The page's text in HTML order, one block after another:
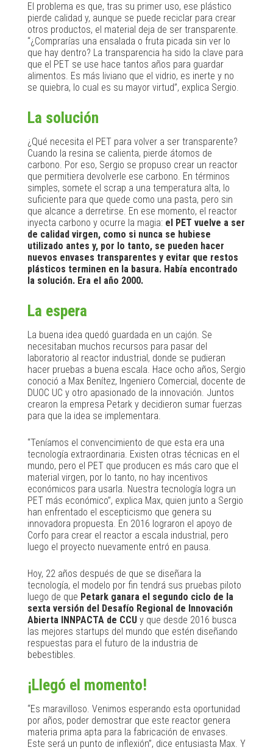
El problema es que, tras su primer uso, ese plástico
pierde calidad y, aunque se puede reciclar para crear
otros productos, el material deja de ser transparente.
“¿Comprarías una ensalada o fruta picada sin ver lo
que hay dentro? La transparencia ha sido la clave para
que el PET se use hace tantos años para guardar
alimentos. Es más liviano que el vidrio, es inerte y no
se quiebra, lo cual es su mayor virtud”, explica Sergio.
La solución
¿Qué necesita el PET para volver a ser transparente?
Cuando la resina se calienta, pierde átomos de
carbono. Por eso, Sergio se propuso crear un reactor
que permitiera devolverle ese carbono. En términos
simples, somete el scrap a una temperatura alta, lo
suficiente para que quede como una pasta, pero sin
que alcance a derretirse. En ese momento, el reactor
inyecta carbono y ocurre la magia: el PET vuelve a ser
de calidad virgen, como si nunca se hubiese
utilizado antes y, por lo tanto, se pueden hacer
nuevos envases transparentes y evitar que restos
plásticos terminen en la basura. Había encontrado
la solución. Era el año 2000.
La espera
La buena idea quedó guardada en un cajón. Se
necesitaban muchos recursos para pasar del
laboratorio al reactor industrial, donde se pudieran
hacer pruebas a buena escala. Hace ocho años, Sergio
conoció a Max Benítez, Ingeniero Comercial, docente de
DUOC UC y otro apasionado de la innovación. Juntos
crearon la empresa Petark y decidieron sumar fuerzas
para que la idea se implementara.
“Teníamos el convencimiento de que esta era una
tecnología extraordinaria. Existen otras técnicas en el
mundo, pero el PET que producen es más caro que el
material virgen, por lo tanto, no hay incentivos
económicos para usarla. Nuestra tecnología logra un
PET más económico”, explica Max, quien junto a Sergio
han enfrentado el escepticismo que genera su
innovadora propuesta. En 2016 lograron el apoyo de
Corfo para crear el reactor a escala industrial, pero
luego el proyecto nuevamente entró en pausa.
Hoy, 22 años después de que se diseñara la
tecnología, el modelo por fin tendrá sus pruebas piloto
luego de que Petark ganara el segundo ciclo de la
sexta versión del Desafío Regional de Innovación
Abierta INNPACTA de CCUy que desde 2016 busca
las mejores startups del mundo que estén diseñando
respuestas para el futuro de la industria de
bebestibles.
¡Llegó el momento!
“Es maravilloso. Venimos esperando esta oportunidad
por años, poder demostrar que este reactor genera
materia prima apta para la fabricación de envases.
Este será un punto de inflexión”, dice entusiasta Max. Y